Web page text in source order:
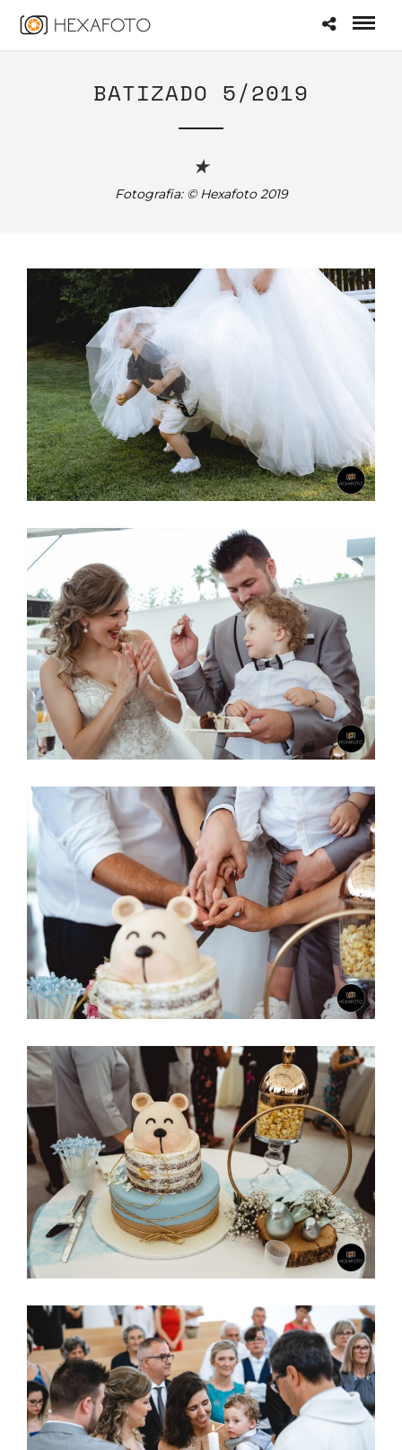
BATIZADO 5/2019
★
Fotografia: © Hexafoto 2019